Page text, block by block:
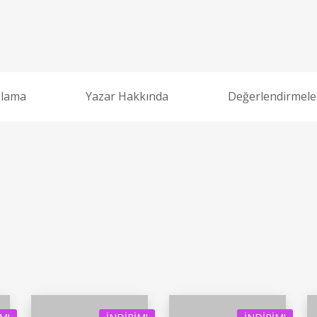
Yazar Hakkında